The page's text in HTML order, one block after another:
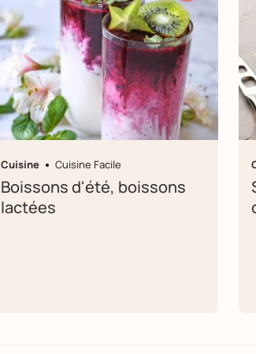
Cuisine Cuisine Facile
Boissons d'été, boissons
lactées